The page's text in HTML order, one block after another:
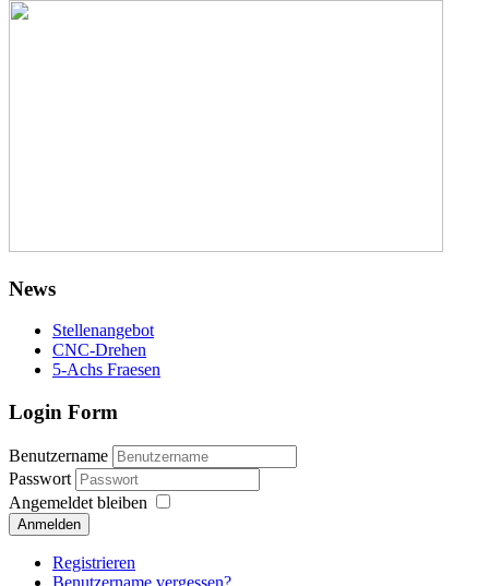
News
Stellenangebot
CNC-Drehen
5-Achs Fraesen
Login Form
Benutzername
Passwort
Angemeldet bleiben
Anmelden
Registrieren
Benutzername vergessen?